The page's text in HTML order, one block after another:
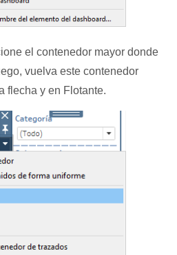
el contenedor mayor donde
vuelva este contenedor
flecha y en Flotante.